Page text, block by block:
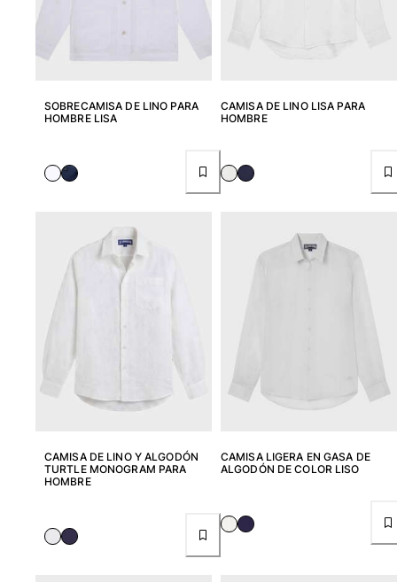
SOBRECAMISA DE LINO PARA
HOMBRE LISA
CAMISA DE LINO LISA PARA
HOMBRE
CAMISA DE LINO Y ALGODÓN
TURTLE MONOGRAM PARA
HOMBRE
CAMISA LIGERA EN GASA DE
ALGODÓN DE COLOR LISO